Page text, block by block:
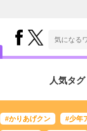
人気タグ
#かりあげクン #少年